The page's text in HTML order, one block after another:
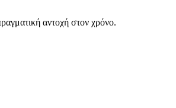
αντοχή στον χρόνο.